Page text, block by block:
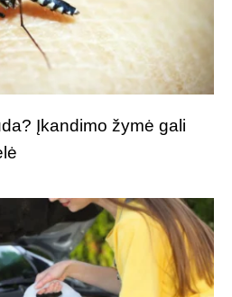
Įkandimo žymė gali